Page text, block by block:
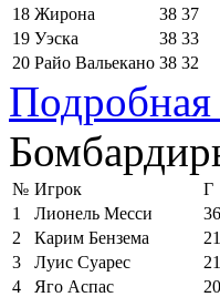
18 Жирона 38 37
19 Уэска 38 33
20 Райо Вальекано 38 32
Подробная
№ Игрок
Г
1
Лионель Месси
36
2
Карим Бензема
21
3
Луис Суарес
21
4
Яго Аспас
20